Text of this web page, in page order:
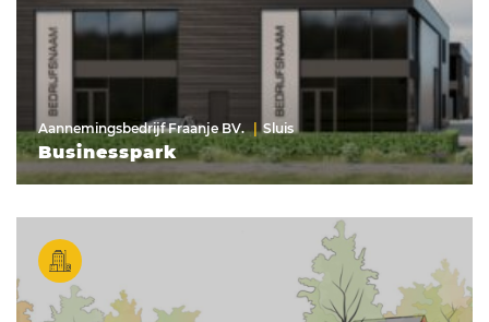
Aannemingsbedrijf Fraanje BV. Sluis
Businesspark